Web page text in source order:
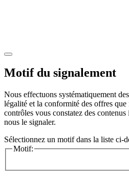
Motif du signalement
Nous effectuons systématiquement
légalité et la conformité des offres
contrôles vous constatez des
nous le signaler.
Sélectionnez un motif dans la liste ci-
Motif: